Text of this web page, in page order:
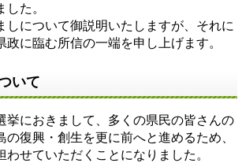
た。
について御説明いたしますが、それに
政に臨む所信の一端を申し上げます。
いて
におきまして、多くの県民の皆さんの
の復興・創生を更に前へと進めるため、
わせていただくことになりました。